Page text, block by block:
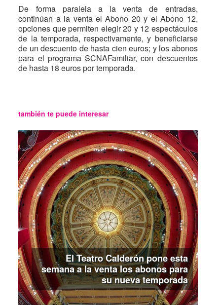
De forma paralela a la venta de entradas,
continúan a la venta el Abono 20 y el Abono 12,
opciones que permiten elegir 20 y 12 espectáculos
de la temporada, respectivamente, y beneficiarse
de un descuento de hasta cien euros; y los abonos
para el programa SCNAFamiliar, con descuentos
de hasta 18 euros por temporada.
también te puede interesar
El Teatro Calderón pone esta
semana a la venta los abonos para
su nueva temporada